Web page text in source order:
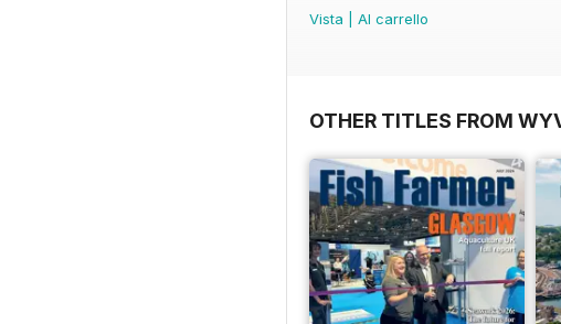
Vista
Al carrello
OTHER TITLES FROM